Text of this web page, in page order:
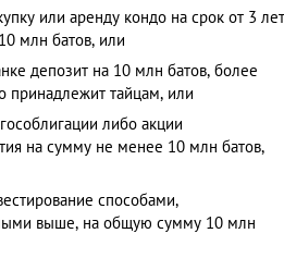
или аренду кондо на срок от 3 лет
млн батов, или
депозит на 10 млн батов, более
принадлежит тайцам, или
либо акции
на сумму не менее 10 млн батов,
способами,
выше, на общую сумму 10 млн